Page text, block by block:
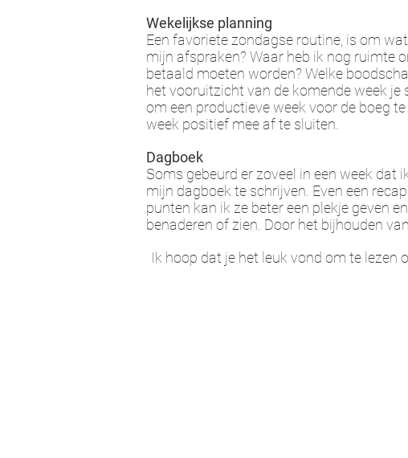
Wekelijkse planning
Een favoriete zondagse routine, is om
mijn afspraken? Waar heb ik nog ruimte
betaald moeten worden? Welke
het vooruitzicht van de komende week
om een ​​productieve week voor de boeg
week positief mee af te sluiten.
Dagboek
Soms gebeurd er zoveel in een week dat
mijn dagboek te schrijven. Even een
punten kan ik ze beter een plekje geven
benaderen of zien. Door het bijhouden
Ik hoop dat je het leuk vond om te lezen